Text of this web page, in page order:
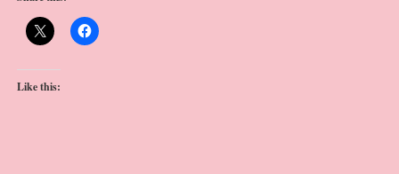
Like this: